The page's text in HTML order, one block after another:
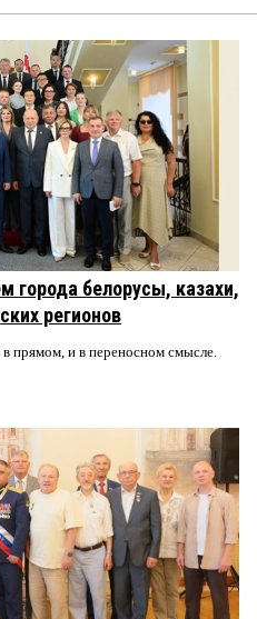
города белорусы, казахи,
регионов
прямом, и в переносном смысле.